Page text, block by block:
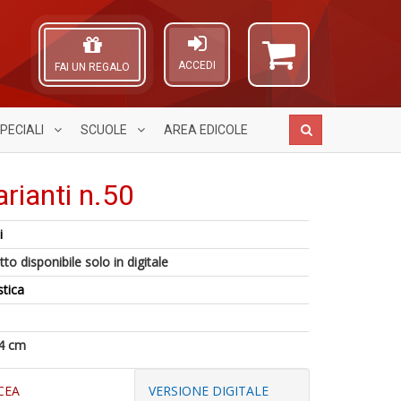
ACCEDI
FAI UN REGALO
SCUOLE AREA EDICOLE
n.50
disponibile solo in digitale
cm
VERSIONE DIGITALE